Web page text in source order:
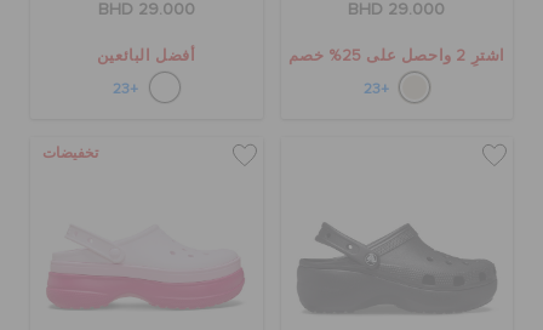
BHD 29.000
اشترِ 2 واحصل على 25% خصم
+23
BHD 29.000
أفضل البائعين
+23
تخفيضات